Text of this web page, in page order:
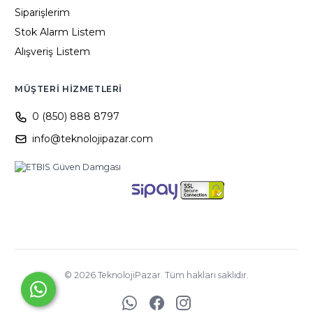
Siparişlerim
Stok Alarm Listem
Alışveriş Listem
MÜŞTERI HIZMETLERI
0 (850) 888 8797
info@teknolojipazar.com
© 2026 TeknolojiPazar. Tüm hakları saklıdır.